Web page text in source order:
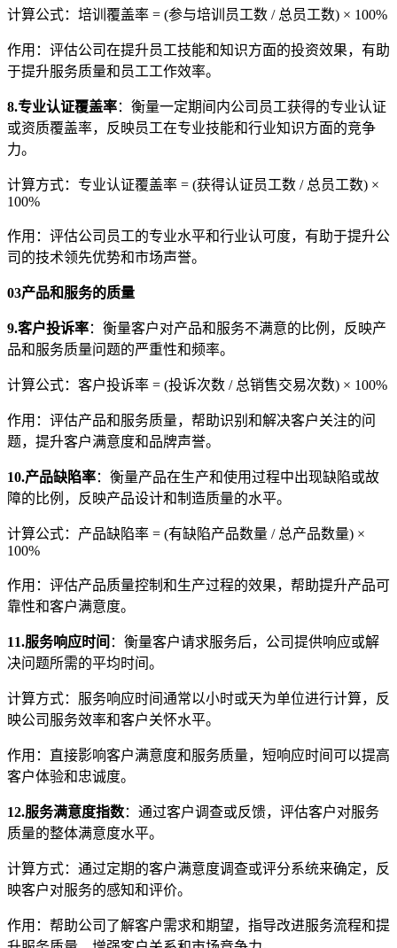
计算公式：培训覆盖率 = (参与培训员工数 / 总员工数) × 100%
作用：评估公司在提升员工技能和知识方面的投资效果，有助
于提升服务质量和员工工作效率。
8.专业认证覆盖率：衡量一定期间内公司员工获得的专业认证
或资质覆盖率，反映员工在专业技能和行业知识方面的竞争
力。
计算方式：专业认证覆盖率 = (获得认证员工数 / 总员工数) ×
100%
作用：评估公司员工的专业水平和行业认可度，有助于提升公
司的技术领先优势和市场声誉。
03产品和服务的质量
9.客户投诉率：衡量客户对产品和服务不满意的比例，反映产
品和服务质量问题的严重性和频率。
计算公式：客户投诉率 = (投诉次数 / 总销售交易次数) × 100%
作用：评估产品和服务质量，帮助识别和解决客户关注的问
题，提升客户满意度和品牌声誉。
10.产品缺陷率：衡量产品在生产和使用过程中出现缺陷或故
障的比例，反映产品设计和制造质量的水平。
计算公式：产品缺陷率 = (有缺陷产品数量 / 总产品数量) ×
100%
作用：评估产品质量控制和生产过程的效果，帮助提升产品可
靠性和客户满意度。
11.服务响应时间 ：衡量客户请求服务后，公司提供响应或解
决问题所需的平均时间。
计算方式：服务响应时间通常以小时或天为单位进行计算，反
映公司服务效率和客户关怀水平。
作用：直接影响客户满意度和服务质量，短响应时间可以提高
客户体验和忠诚度。
12.服务满意度指数：通过客户调查或反馈，评估客户对服务
质量的整体满意度水平。
计算方式：通过定期的客户满意度调查或评分系统来确定，反
映客户对服务的感知和评价。
作用：帮助公司了解客户需求和期望，指导改进服务流程和提